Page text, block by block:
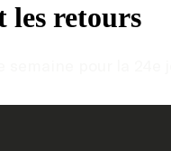
les retours